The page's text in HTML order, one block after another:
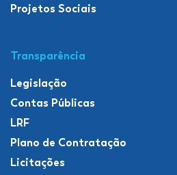
Projetos Sociais
Transparência
Legislação
Contas Públicas
LRF
Plano de Contratação
Licitações